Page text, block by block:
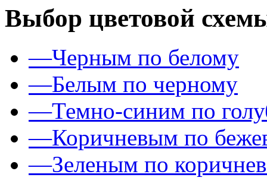
Выбор цветовой
—Черным по белому
—Белым по черному
—Темно-синим по
—Коричневым по
—Зеленым по